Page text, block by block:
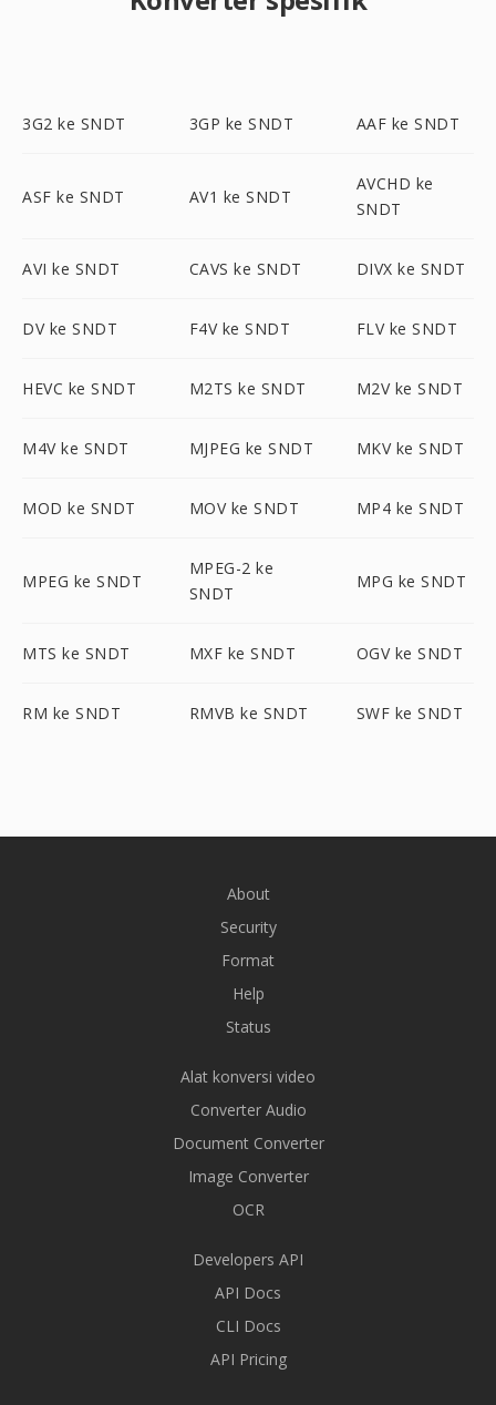
3G2 ke SNDT 3GP ke SNDT AAF ke SNDT
ASF ke SNDT AV1 ke SNDT
AVCHD ke
SNDT
AVI ke SNDT CAVS ke SNDT DIVX ke SNDT
DV ke SNDT F4V ke SNDT FLV ke SNDT
HEVC ke SNDT M2TS ke SNDT M2V ke SNDT
M4V ke SNDT MJPEG ke SNDT MKV ke SNDT
MOD ke SNDT MOV ke SNDT MP4 ke SNDT
MPEG ke SNDT
MPEG-2 ke
SNDT
MPG ke SNDT
MTS ke SNDT MXF ke SNDT OGV ke SNDT
RM ke SNDT RMVB ke SNDT SWF ke SNDT
About
Security
Format
Help
Status
Alat konversi video
Converter Audio
Document Converter
Image Converter
OCR
Developers API
API Docs
CLI Docs
API Pricing